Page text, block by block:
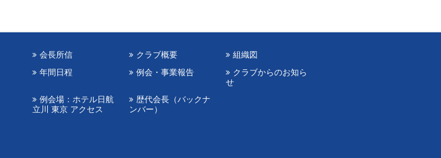
会長所信 クラブ概要
組織図
年間日程 例会・事業報告
クラブからのお知ら
せ
例会場：ホテル日航
立川 東京 アクセス
歴代会長（バックナ
ンバー）